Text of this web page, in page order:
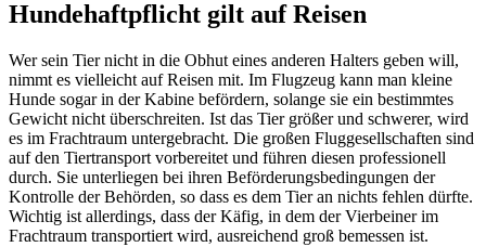
Hundehaftpflicht gilt auf Reisen
Wer sein Tier nicht in die Obhut eines anderen Halters geben will,
nimmt es vielleicht auf Reisen mit. Im Flugzeug kann man kleine
Hunde sogar in der Kabine befördern, solange sie ein bestimmtes
Gewicht nicht überschreiten. Ist das Tier größer und schwerer, wird
es im Frachtraum untergebracht. Die großen Fluggesellschaften sind
auf den Tiertransport vorbereitet und führen diesen professionell
durch. Sie unterliegen bei ihren Beförderungsbedingungen der
Kontrolle der Behörden, so dass es dem Tier an nichts fehlen dürfte.
Wichtig ist allerdings, dass der Käfig, in dem der Vierbeiner im
Frachtraum transportiert wird, ausreichend groß bemessen ist.